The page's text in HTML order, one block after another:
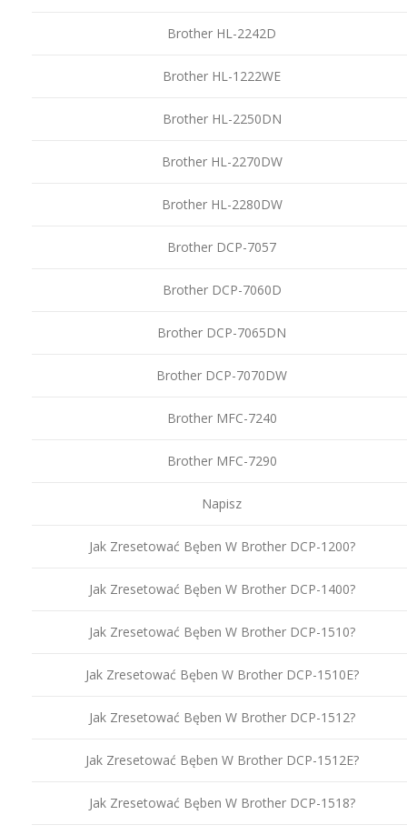
Brother HL-2242D
Brother HL-1222WE
Brother HL-2250DN
Brother HL-2270DW
Brother HL-2280DW
Brother DCP-7057
Brother DCP-7060D
Brother DCP-7065DN
Brother DCP-7070DW
Brother MFC-7240
Brother MFC-7290
Napisz
Jak Zresetować Bęben W Brother DCP-1200?
Jak Zresetować Bęben W Brother DCP-1400?
Jak Zresetować Bęben W Brother DCP-1510?
Jak Zresetować Bęben W Brother DCP-1510E?
Jak Zresetować Bęben W Brother DCP-1512?
Jak Zresetować Bęben W Brother DCP-1512E?
Jak Zresetować Bęben W Brother DCP-1518?